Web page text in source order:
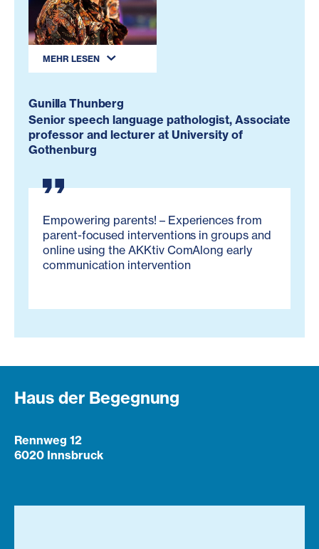
MEHR LESEN
Gunilla Thunberg
Senior speech language pathologist, Associate
professor and lecturer at University of
Gothenburg
Empowering parents! – Experiences from
parent-focused interventions in groups and
online using the AKKtiv ComAlong early
communication intervention
Haus der Begegnung
Rennweg 12
6020 Innsbruck